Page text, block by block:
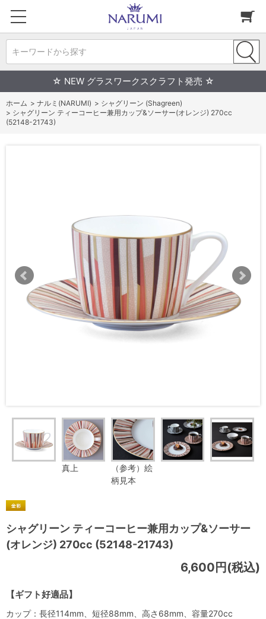
キーワードから探す
☆ NEW グラスワークスクラフト発売 ☆
ホーム > ナルミ(NARUMI) > シャグリーン (Shagreen)
> シャグリーン ティーコーヒー兼用カップ&ソーサー(オレンジ) 270cc
(52148-21743)
真上
（参考）絵
柄見本
シャグリーン ティーコーヒー兼用カップ&ソーサー
(オレンジ) 270cc (52148-21743)
【ギフト好適品】
6,600円(税込)
カップ：長径114mm、短径88mm、高さ68mm、容量270cc